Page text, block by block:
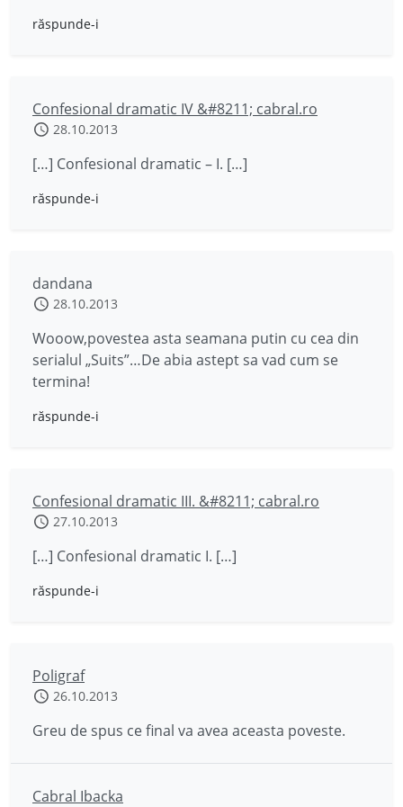
răspunde-i
Confesional dramatic IV &#8211; cabral.ro
28.10.2013
[…] Confesional dramatic – I. […]
răspunde-i
dandana
28.10.2013
Wooow,povestea asta seamana putin cu cea din
serialul „Suits”…De abia astept sa vad cum se
termina!
răspunde-i
Confesional dramatic III. &#8211; cabral.ro
27.10.2013
[…] Confesional dramatic I. […]
răspunde-i
Poligraf
26.10.2013
Greu de spus ce final va avea aceasta poveste.
Cabral Ibacka